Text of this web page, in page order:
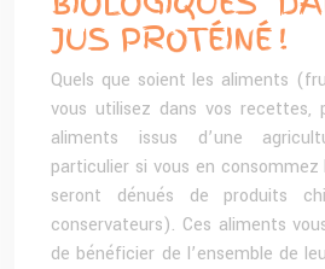
JUS PROTÉINÉ !
Quels que soient les aliments
vous utilisez dans vos recettes,
aliments issus d’une
particulier si vous en
seront dénués de produits
conservateurs). Ces aliments
de bénéficier de l’ensemble de